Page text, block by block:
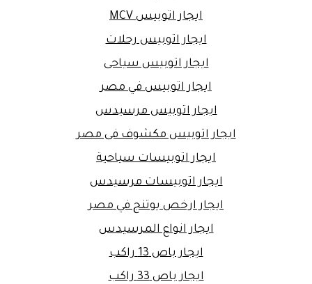
ايجار اتوبيس MCV
ايجار اتوبيس رحلات
ايجار اتوبيس سياحى
ايجار اتوبيس في مصر
ايجار اتوبيس مرسيدس
ايجار اتوبيس مكشوف فى مصر
ايجار اتوبيسات سياحية
ايجار اتوبيسات مرسيدس
ايجار ارخص يوتنج في مصر
ايجار انواع المرسيدس
ايجار باص 13 راكب
ايجار باص 33 راكب